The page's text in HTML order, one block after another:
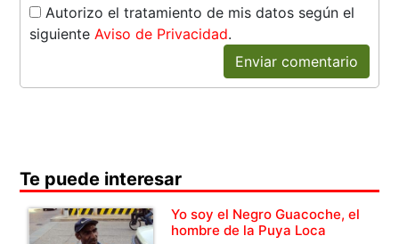
Autorizo el tratamiento de mis datos según el
siguienteAviso de Privacidad.
Enviar comentario
Te puede interesar
Yo soy el Negro Guacoche, el
hombre de la Puya Loca